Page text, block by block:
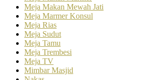
Meja Makan Mewah Jati
Meja Marmer Konsul
Meja Rias
Meja Sudut
Meja Tamu
Meja Trembesi
Meja TV
Mimbar Masjid